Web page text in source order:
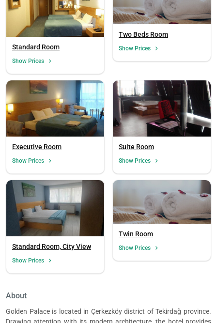
Standard Room
Show Prices
Two Beds Room
Show Prices
Executive Room
Show Prices
Suite Room
Show Prices
Standard Room, City View
Show Prices
Twin Room
Show Prices
About
Golden Palace is located in Çerkezköy district of Tekirdağ province.
Drawing attention with its modern architecture, the hotel provides